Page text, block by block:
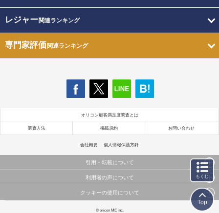
レジャー関連ランキング
専門家評価関連ランキング
オリコン顧客満足度調査とは
調査方法 掲載規約 お問い合わせ
会社概要 個人情報保護方針
引用・転載について
当サイトで公開されている情報（文字、写真、イラスト、画像データ等）及びこれらの配置・
これらの情報を権利者の許可なく無断転載・複製などの二次利用を行うことは固く禁じており
利用者の声について
当サイトに掲載している内容はすべてサービスの利用者が提出された見解・感想です。
弊社の見解・ 意見ではないことをご理解いただいた上でご覧ください。
クッキーの使用について
このサイトでは Cookie を使用して、ユーザーに合わせたコンテンツや広告の表示、ソーシャル
© oricon ME inc.
もくじ
Top